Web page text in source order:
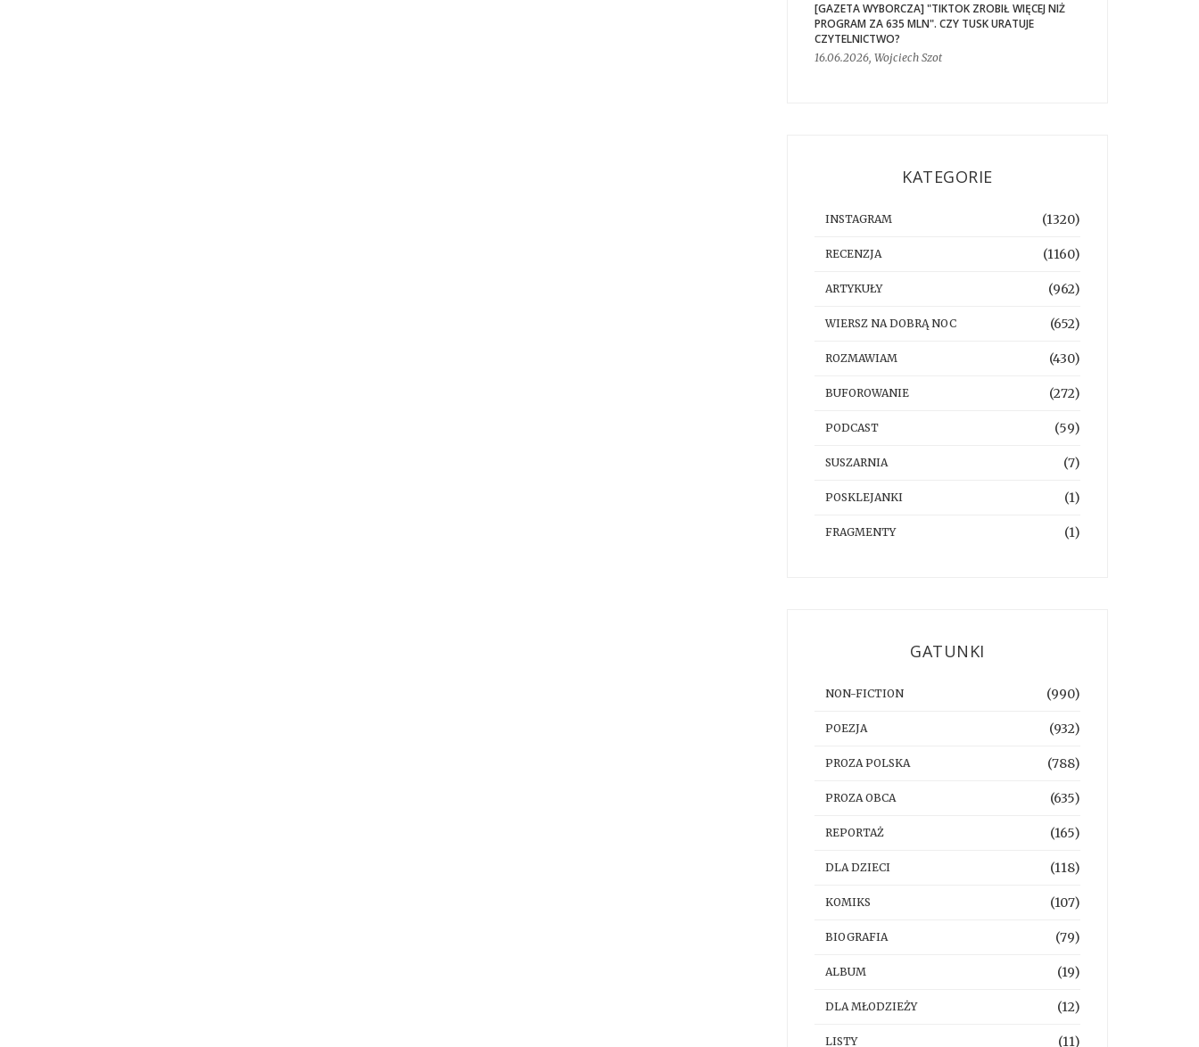
[GAZETA WYBORCZA] "TIKTOK ZROBIŁ WIĘCEJ NIŻ
PROGRAM ZA 635 MLN". CZY TUSK URATUJE
CZYTELNICTWO?
16.06.2026, Wojciech Szot
KATEGORIE
INSTAGRAM (1320)
RECENZJA (1160)
ARTYKUŁY (962)
WIERSZ NA DOBRĄ NOC (652)
ROZMAWIAM (430)
BUFOROWANIE (272)
PODCAST (59)
SUSZARNIA (7)
POSKLEJANKI (1)
FRAGMENTY (1)
GATUNKI
NON-FICTION (990)
POEZJA (932)
PROZA POLSKA (788)
PROZA OBCA (635)
REPORTAŻ (165)
DLA DZIECI (118)
KOMIKS (107)
BIOGRAFIA (79)
ALBUM (19)
DLA MŁODZIEŻY (12)
LISTY (11)